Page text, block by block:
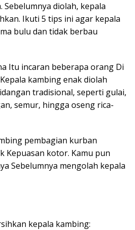
Sebelumnya diolah, kepala
Ikuti 5 tips ini agar kepala
bulu dan tidak berbau
Itu incaran beberapa orang Di
kambing enak diolah
tradisional, seperti gulai,
semur, hingga oseng rica-
pembagian kurban
Kepuasan kotor. Kamu pun
Sebelumnya mengolah kepala
kepala kambing: